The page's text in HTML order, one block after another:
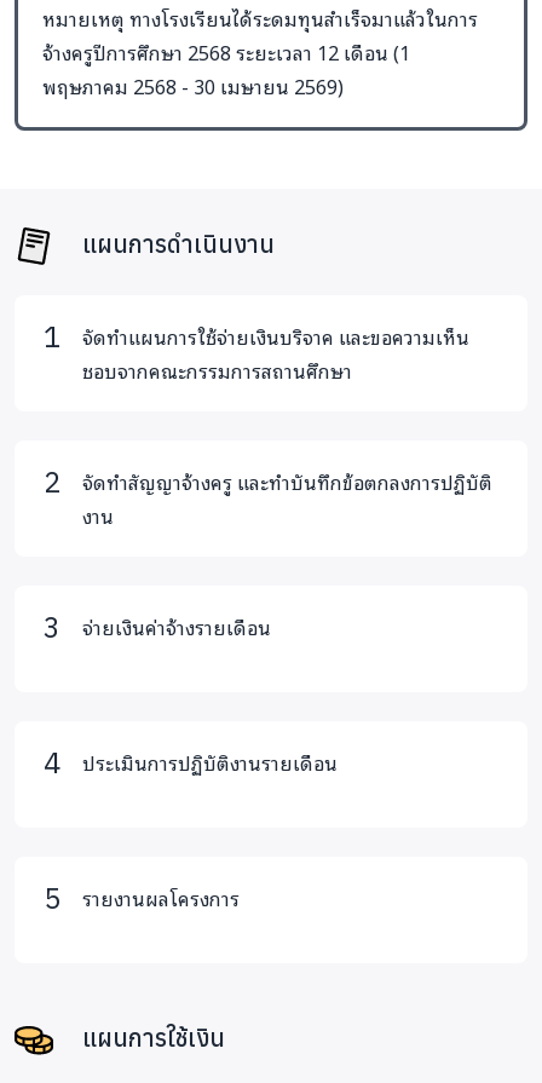
เหมือนเดิม
หมายเหตุ ทางโรงเรียนได้ระดมทุนสำเร็จมาแล้วในการ
จ้างครูปีการศึกษา 2568 ระยะเวลา 12 เดือน (1
พฤษภาคม 2568 - 30 เมษายน 2569)
แผนการดำเนินงาน
จัดทำแผนการใช้จ่ายเงินบริจาค และขอความเห็น
ชอบจากคณะกรรมการสถานศึกษา
จัดทำสัญญาจ้างครู และทำบันทึกข้อตกลงการปฏิบัติ
งาน
จ่ายเงินค่าจ้างรายเดือน
ประเมินการปฏิบัติงานรายเดือน
รายงานผลโครงการ
แผนการใช้เงิน